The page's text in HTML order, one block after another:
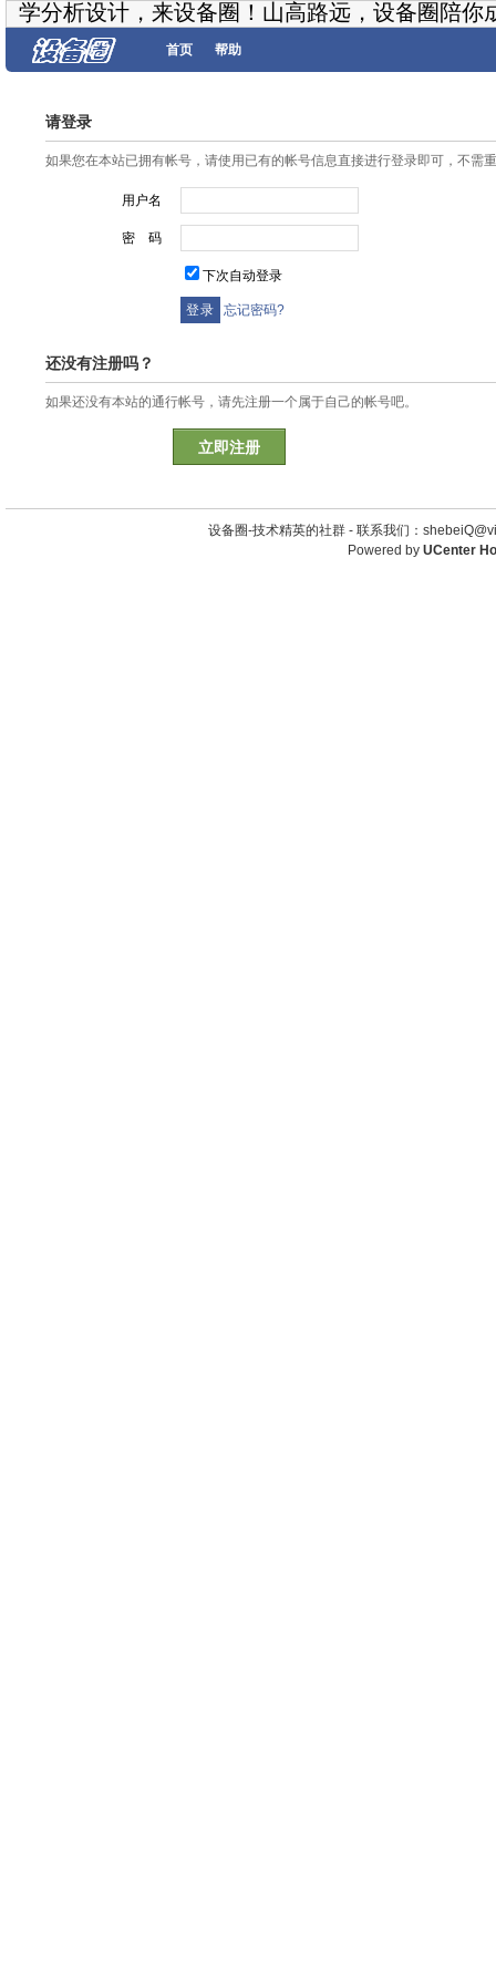
学分析设计，来设备圈！山高路远，设备圈陪你
首页 帮助
请登录
如果您在本站已拥有帐号，请使用已有的帐号信息直接进行登录即可，不需
用户名
密 码
下次自动登录
忘记密码?
还没有注册吗？
如果还没有本站的通行帐号，请先注册一个属于自己的帐号吧。
立即注册
设备圈-技术精英的社群 - 联系我们：
Powered by UCenter